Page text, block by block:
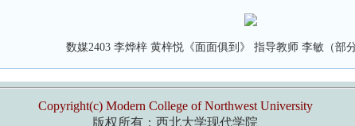
数媒2403 李烨梓 黄梓悦《面面俱到》 指导教师 李敏（部
Copyright(c) Modern College of Northwest University
版权所有：西北大学现代学院